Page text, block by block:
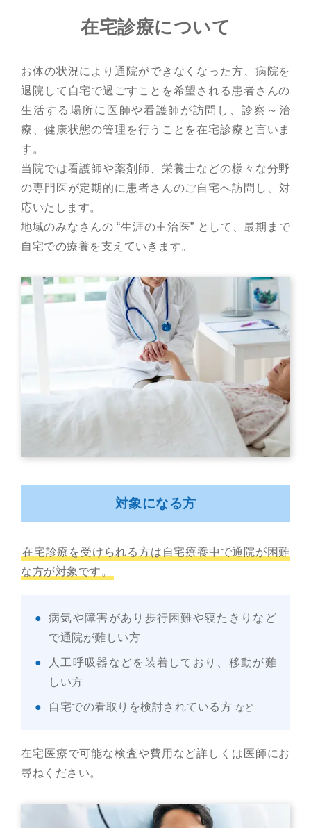
在宅診療について
お体の状況により通院ができなくなった方、病院を
退院して自宅で過ごすことを希望される患者さんの
生活する場所に医師や看護師が訪問し、診察～治
療、健康状態の管理を行うことを在宅診療と言いま
す。
当院では看護師や薬剤師、栄養士などの様々な分野
の専門医が定期的に患者さんのご自宅へ訪問し、 対
応いたします。
地域のみなさんの “生涯の主治医” として、最期まで
自宅での療養を支えていきます。
対象になる方
在宅診療を受けられる方は自宅療養中で通院が困難
な方が対象です。
病気や障害があり歩行困難や寝たきりなど
で通院が難しい方
人工呼吸器などを装着しており、移動が難
しい方
自宅での看取りを検討されている方 など
在宅医療で可能な検査や費用など詳しくは医師にお
尋ねください。